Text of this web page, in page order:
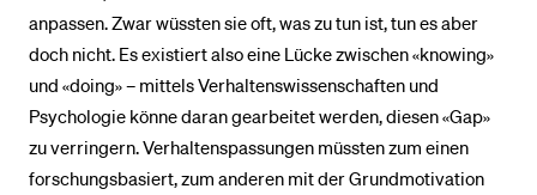
anpassen. Zwar wüssten sie oft, was zu tun ist, tun es aber
doch nicht. Es existiert also eine Lücke zwischen «knowing»
und «doing» – mittels Verhaltenswissenschaften und
Psychologie könne daran gearbeitet werden, diesen «Gap»
zu verringern. Verhaltenspassungen müssten zum einen
forschungsbasiert, zum anderen mit der Grundmotivation